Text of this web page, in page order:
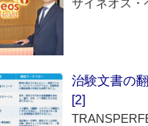
サイネオス・
治験文書の
[2]